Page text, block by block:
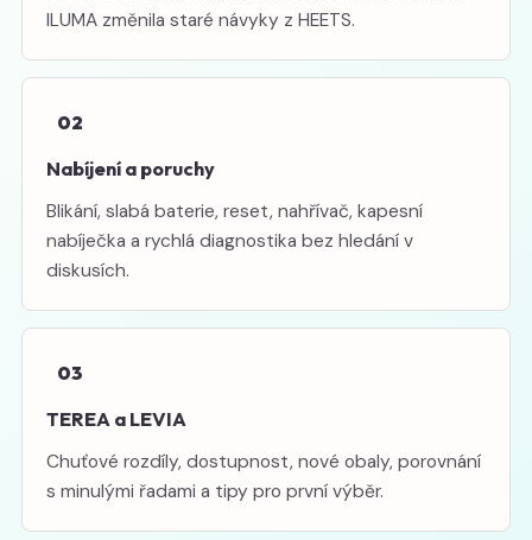
ILUMA změnila staré návyky z HEETS.
02
Nabíjení a poruchy
Blikání, slabá baterie, reset, nahřívač, kapesní
nabíječka a rychlá diagnostika bez hledání v
diskusích.
03
TEREA a LEVIA
Chuťové rozdíly, dostupnost, nové obaly, porovnání
s minulými řadami a tipy pro první výběr.